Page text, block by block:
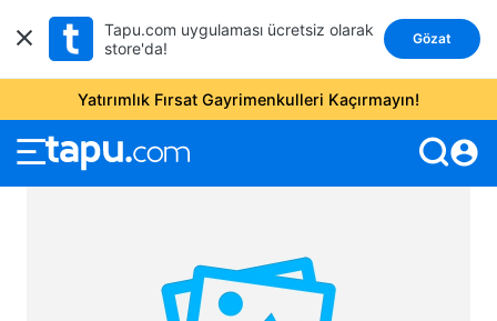
Tapu.com uygulaması ücretsiz olarak
store'da!
Gözat
Yatırımlık Fırsat Gayrimenkulleri Kaçırmayın!
account_circle